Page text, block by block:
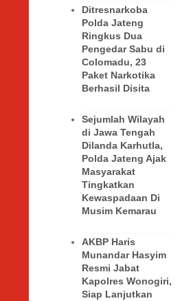
Ditresnarkoba
Polda Jateng
Ringkus Dua
Pengedar Sabu di
Colomadu, 23
Paket Narkotika
Berhasil Disita
Sejumlah Wilayah
di Jawa Tengah
Dilanda Karhutla,
Polda Jateng Ajak
Masyarakat
Tingkatkan
Kewaspadaan Di
Musim Kemarau
AKBP Haris
Munandar Hasyim
Resmi Jabat
Kapolres Wonogiri,
Siap Lanjutkan